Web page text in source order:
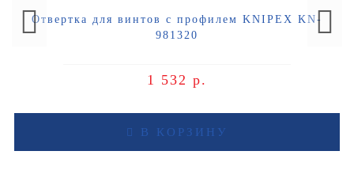
Отвертка для винтов с профилем KNIPEX KN-
981320
1 532 р.
В КОРЗИНУ